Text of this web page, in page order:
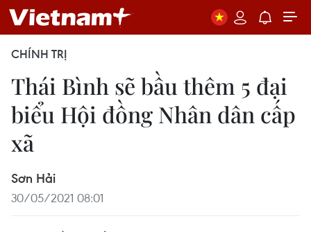
CHÍNH TRỊ
Thái Bình sẽ bầu thêm 5 đại
biểu Hội đồng Nhân dân cấp
xã
Sơn Hải
30/05/2021 08:01